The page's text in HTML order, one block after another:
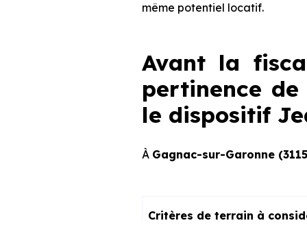
même potentiel locatif.
Avant la
pertinence
le dispositif
À Gagnac-sur-Garonne
Critères de terrain à